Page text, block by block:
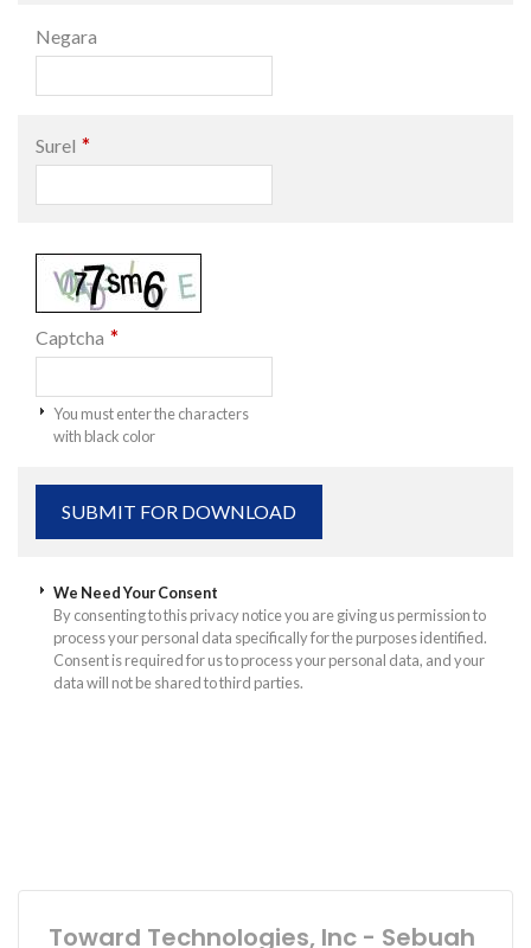
Negara
Surel *
Captcha *
You must enter the characters
with black color
We Need Your Consent
By consenting to this privacy notice you are giving us permission to
process your personal data specifically for the purposes identified.
Consent is required for us to process your personal data, and your
data will not be shared to third parties.
Toward Technologies, Inc - Sebuah